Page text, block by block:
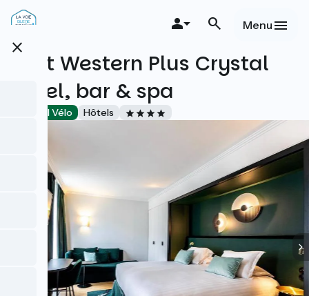
Aller
au
principal
close
Menu
Best Western Plus Crystal
Hôtel, bar & spa
Accueil Vélo Hôtels